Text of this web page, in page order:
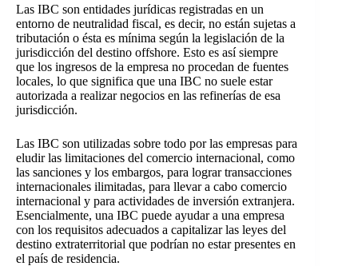
Las IBC son entidades jurídicas registradas en un
entorno de neutralidad fiscal, es decir, no están sujetas a
tributación o ésta es mínima según la legislación de la
jurisdicción del destino offshore. Esto es así siempre
que los ingresos de la empresa no procedan de fuentes
locales, lo que significa que una IBC no suele estar
autorizada a realizar negocios en las refinerías de esa
jurisdicción.
Las IBC son utilizadas sobre todo por las empresas para
eludir las limitaciones del comercio internacional, como
las sanciones y los embargos, para lograr transacciones
internacionales ilimitadas, para llevar a cabo comercio
internacional y para actividades de inversión extranjera.
Esencialmente, una IBC puede ayudar a una empresa
con los requisitos adecuados a capitalizar las leyes del
destino extraterritorial que podrían no estar presentes en
el país de residencia.